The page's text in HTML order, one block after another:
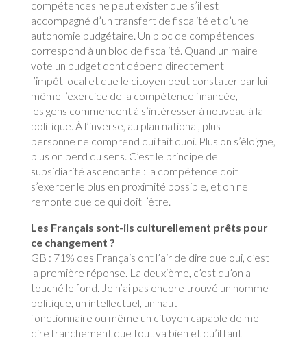
compétences ne peut exister que s’il est
accompagné d’un transfert de fiscalité et d’une
autonomie budgétaire. Un bloc de compétences
correspond à un bloc de fiscalité. Quand un maire
vote un budget dont dépend directement
l’impôt local et que le citoyen peut constater par lui-
même l’exercice de la compétence financée,
les gens commencent à s’intéresser à nouveau à la
politique. À l’inverse, au plan national, plus
personne ne comprend qui fait quoi. Plus on s’éloigne,
plus on perd du sens. C’est le principe de
subsidiarité ascendante : la compétence doit
s’exercer le plus en proximité possible, et on ne
remonte que ce qui doit l’être.
Les Français sont-ils culturellement prêts pour
ce changement ?
GB : 71% des Français ont l’air de dire que oui, c’est
la première réponse. La deuxième, c’est qu’on a
touché le fond. Je n’ai pas encore trouvé un homme
politique, un intellectuel, un haut
fonctionnaire ou même un citoyen capable de me
dire franchement que tout va bien et qu’il faut